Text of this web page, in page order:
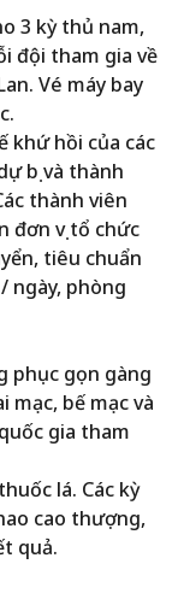
3 kỳ thủ nam,
đội tham gia về
Vé máy bay
khứ hồi của các
bị và thành
thành viên
đơn vị tổ chức
tiêu chuẩn
ngày, phòng
phục gọn gàng
bế mạc và
gia tham
lá. Các kỳ
cao thượng,
quả.